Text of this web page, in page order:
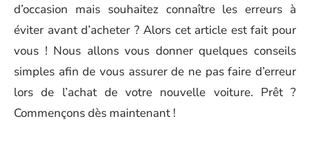
d’occasion mais souhaitez connaître les erreurs à
éviter avant d’acheter ? Alors cet article est fait pour
vous ! Nous allons vous donner quelques conseils
simples afin de vous assurer de ne pas faire d’erreur
lors de l’achat de votre nouvelle voiture. Prêt ?
Commençons dès maintenant !